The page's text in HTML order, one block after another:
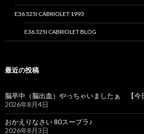
E36 325I CABRIOLET 1993
E36 325I CABRIOLET BLOG
最近の投稿
脳卒中（脳出血）やっちゃいましたぁ 【今
2026年8月4日
おかえりなさい 80スープラ♪
2026年8月3日